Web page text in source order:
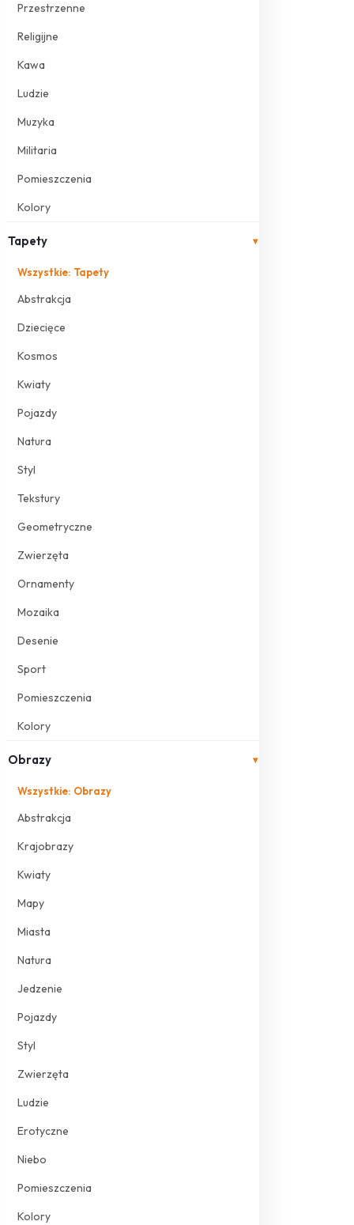
Przestrzenne
Religijne
Kawa
Ludzie
Muzyka
Militaria
Pomieszczenia
Kolory
Tapety ▾
Wszystkie: Tapety
Abstrakcja
Dziecięce
Kosmos
Kwiaty
Pojazdy
Natura
Styl
Tekstury
Geometryczne
Zwierzęta
Ornamenty
Mozaika
Desenie
Sport
Pomieszczenia
Kolory
Obrazy ▾
Wszystkie: Obrazy
Abstrakcja
Krajobrazy
Kwiaty
Mapy
Miasta
Natura
Jedzenie
Pojazdy
Styl
Zwierzęta
Ludzie
Erotyczne
Niebo
Pomieszczenia
Kolory